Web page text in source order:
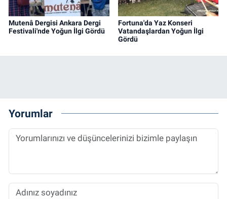
Mutenâ Dergisi Ankara Dergi
Festivali'nde Yoğun İlgi Gördü
Fortuna'da Yaz Konseri
Vatandaşlardan Yoğun İlgi
Gördü
Yorumlar